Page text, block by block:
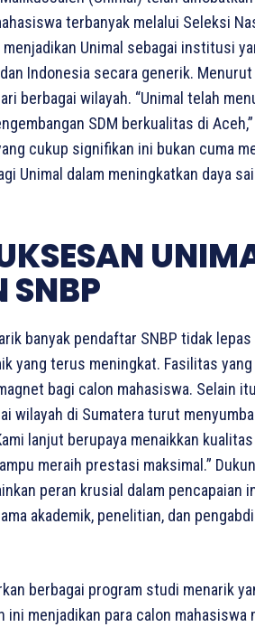
terbanyak melalui Seleksi
Unimal sebagai institusi
Indonesia secara generik.
berbagai wilayah. “Unimal telah
SDM berkualitas di Aceh,”
cukup signifikan ini bukan cuma
Unimal dalam meningkatkan daya
SNBP
banyak pendaftar SNBP tidak
yang terus meningkat. Fasilitas
bagi calon mahasiswa. Selain
wilayah di Sumatera turut
lanjut berupaya menaikkan
meraih prestasi maksimal.”
peran krusial dalam pencapaian
akademik, penelitian, dan
berbagai program studi menarik
ini menjadikan para calon mahasiswa